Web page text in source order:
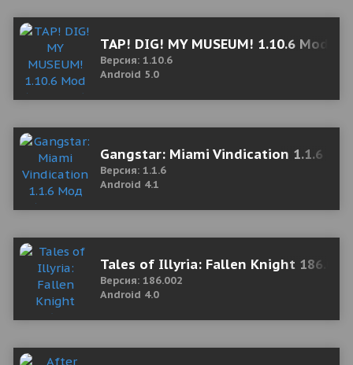
TAP! DIG! MY MUSEUM! 1.10.6 Mod
Версия: 1.10.6
Android 5.0
Gangstar: Miami Vindication 1.1.6
Версия: 1.1.6
Android 4.1
Tales of Illyria: Fallen Knight
Версия: 186.002
Android 4.0